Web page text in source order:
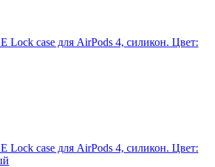
Lock case для AirPods 4, силикон. Цвет:
Lock case для AirPods 4, силикон. Цвет: